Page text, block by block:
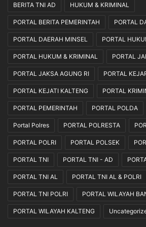
BERITA TNI AD HUKUM & KRIMINAL
PORTAL BERITA PEMERINTAH PORTAL
PORTAL DAERAH MINSEL PORTAL
PORTAL HUKUM & KRIMINAL PORTAL
PORTAL JAKSA AGUNG RI PORTAL
PORTAL KEJATI KALTENG PORTAL
PORTAL PEMERINTAH PORTAL POLDA
Portal Polres PORTAL POLRESTA
PORTAL POLRI PORTAL POLSEK
PORTAL TNI PORTAL TNI - AD
PORTAL TNI AL PORTAL TNI AL & POLRI
PORTAL TNI POLRI PORTAL WILAYAH
PORTAL WILAYAH KALTENG